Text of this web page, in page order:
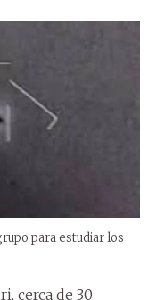
para estudiar los
cerca de 30